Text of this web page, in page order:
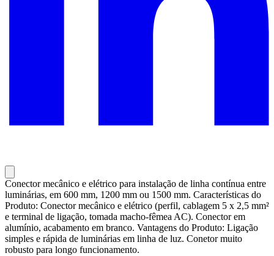
Conector mecânico e elétrico para instalação de linha contínua entre
luminárias, em 600 mm, 1200 mm ou 1500 mm. Características do
Produto: Conector mecânico e elétrico (perfil, cablagem 5 x 2,5 mm²
e terminal de ligação, tomada macho-fêmea AC). Conector em
alumínio, acabamento em branco. Vantagens do Produto: Ligação
simples e rápida de luminárias em linha de luz. Conetor muito
robusto para longo funcionamento.